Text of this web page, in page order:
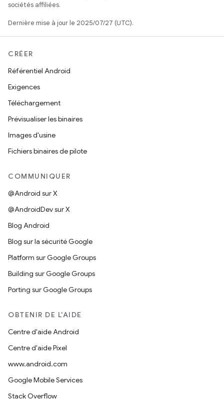
sociétés affiliées.
Dernière mise à jour le 2025/07/27 (UTC).
CRÉER
Référentiel Android
Exigences
Téléchargement
Prévisualiser les binaires
Images d'usine
Fichiers binaires de pilote
COMMUNIQUER
@Android sur X
@AndroidDev sur X
Blog Android
Blog sur la sécurité Google
Platform sur Google Groups
Building sur Google Groups
Porting sur Google Groups
OBTENIR DE L'AIDE
Centre d'aide Android
Centre d'aide Pixel
www.android.com
Google Mobile Services
Stack Overflow